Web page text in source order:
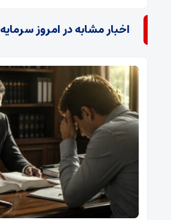
اخبار مشابه در امروز سرمایه